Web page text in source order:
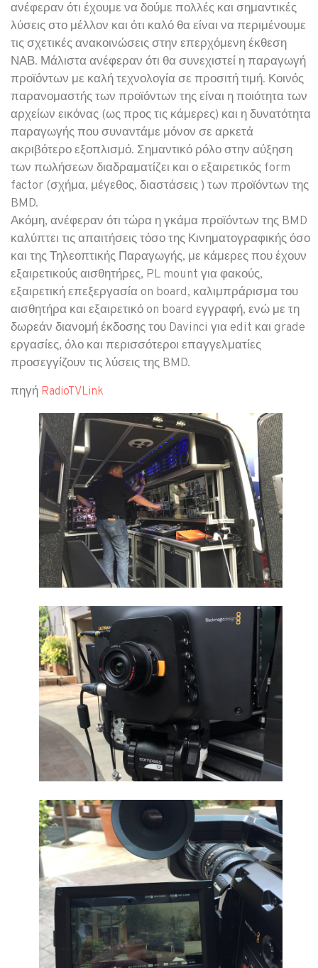
ανέφεραν ότι έχουμε να δούμε πολλές και σημαντικές
λύσεις στο μέλλον και ότι καλό θα είναι να περιμένουμε
τις σχετικές ανακοινώσεις στην επερχόμενη έκθεση
ΝΑΒ. Μάλιστα ανέφεραν ότι θα συνεχιστεί η παραγωγή
προϊόντων με καλή τεχνολογία σε προσιτή τιμή. Κοινός
παρανομαστής των προϊόντων της είναι η ποιότητα των
αρχείων εικόνας (ως προς τις κάμερες) και η δυνατότητα
παραγωγής που συναντάμε μόνον σε αρκετά
ακριβότερο εξοπλισμό. Σημαντικό ρόλο στην αύξηση
των πωλήσεων διαδραματίζει και ο εξαιρετικός form
factor (σχήμα, μέγεθος, διαστάσεις ) των προϊόντων της
BMD.
Ακόμη, ανέφεραν ότι τώρα η γκάμα προϊόντων της BMD
καλύπτει τις απαιτήσεις τόσο της Κινηματογραφικής όσο
και της Τηλεοπτικής Παραγωγής, με κάμερες που έχουν
εξαιρετικούς αισθητήρες, PL mount για φακούς,
εξαιρετική επεξεργασία on board, καλιμπράρισμα του
αισθητήρα και εξαιρετικό on board εγγραφή, ενώ με τη
δωρεάν διανομή έκδοσης του Davinci για edit και grade
εργασίες, όλο και περισσότεροι επαγγελματίες
προσεγγίζουν τις λύσεις της BMD.
πηγή RadioTVLink